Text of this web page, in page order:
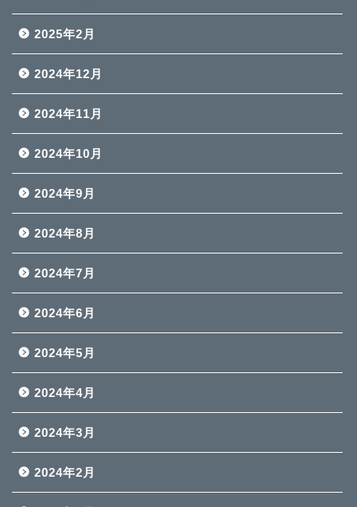
2025年2月
2024年12月
2024年11月
2024年10月
2024年9月
2024年8月
2024年7月
2024年6月
2024年5月
2024年4月
2024年3月
2024年2月